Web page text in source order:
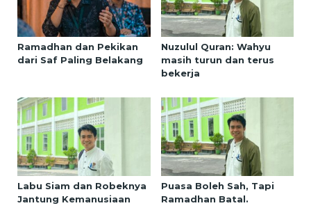
Ramadhan dan Pekikan
dari Saf Paling Belakang
Nuzulul Quran: Wahyu
masih turun dan terus
bekerja
Labu Siam dan Robeknya
Jantung Kemanusiaan
Puasa Boleh Sah, Tapi
Ramadhan Batal.